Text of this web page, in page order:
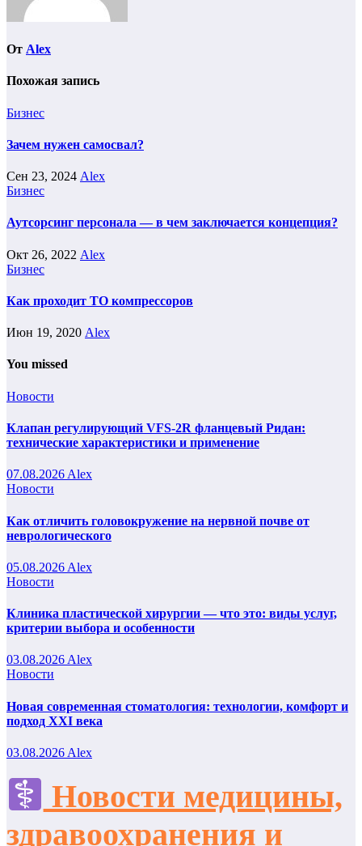
От Alex
Похожая запись
Бизнес
Зачем нужен самосвал?
Сен 23, 2024 Alex
Бизнес
Аутсорсинг персонала — в чем заключается концепция?
Окт 26, 2022 Alex
Бизнес
Как проходит ТО компрессоров
Июн 19, 2020 Alex
You missed
Новости
Клапан регулирующий VFS-2R фланцевый Ридан:
технические характеристики и применение
07.08.2026 Alex
Новости
Как отличить головокружение на нервной почве от
неврологического
05.08.2026 Alex
Новости
Клиника пластической хирургии — что это: виды услуг,
критерии выбора и особенности
03.08.2026 Alex
Новости
Новая современная стоматология: технологии, комфорт и
подход XXI века
03.08.2026 Alex
Новости медицины,
здравоохранения и